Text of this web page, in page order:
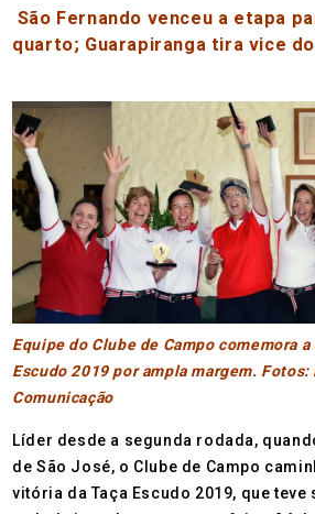
São Fernando venceu a etapa
quarto; Guarapiranga tira vice
Equipe do Clube de Campo comemora
Escudo 2019 por ampla margem.
Comunicação
Líder desde a segunda rodada,
de São José, o Clube de Campo
vitória da Taça Escudo 2019, que